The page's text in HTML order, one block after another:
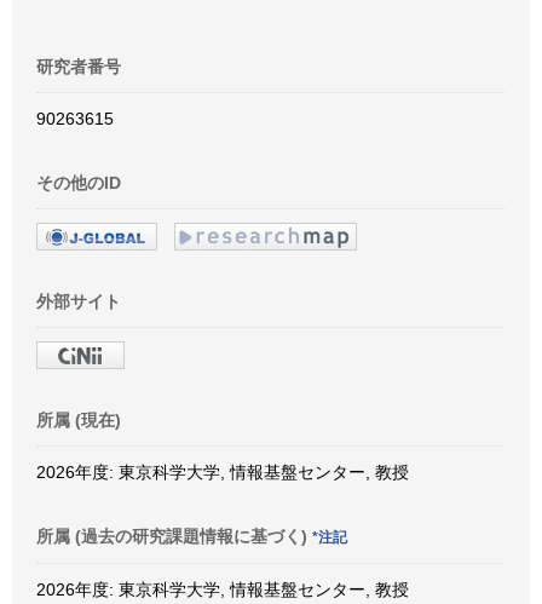
研究者番号
90263615
その他のID
外部サイト
所属 (現在)
2026年度: 東京科学大学, 情報基盤センター, 教授
所属 (過去の研究課題情報に基づく) *注記
2026年度: 東京科学大学, 情報基盤センター, 教授